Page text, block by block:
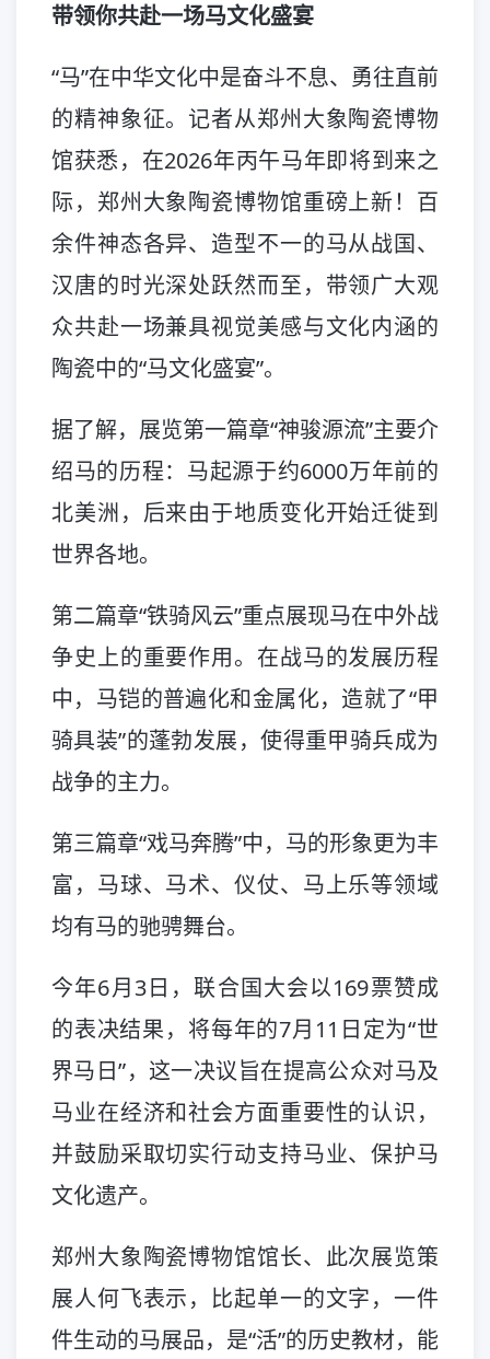
带领你共赴一场马文化盛宴
“马”在中华文化中是奋斗不息、勇往直前
的精神象征。记者从郑州大象陶瓷博物
馆获悉，在2026年丙午马年即将到来之
际，郑州大象陶瓷博物馆重磅上新！百
余件神态各异、造型不一的马从战国、
汉唐的时光深处跃然而至，带领广大观
众共赴一场兼具视觉美感与文化内涵的
陶瓷中的“马文化盛宴”。
据了解，展览第一篇章“神骏源流”主要介
绍马的历程：马起源于约6000万年前的
北美洲，后来由于地质变化开始迁徙到
世界各地。
第二篇章“铁骑风云”重点展现马在中外战
争史上的重要作用。在战马的发展历程
中，马铠的普遍化和金属化，造就了“甲
骑具装”的蓬勃发展，使得重甲骑兵成为
战争的主力。
第三篇章“戏马奔腾”中，马的形象更为丰
富，马球、马术、仪仗、马上乐等领域
均有马的驰骋舞台。
今年6月3日，联合国大会以169票赞成
的表决结果，将每年的7月11日定为“世
界马日”，这一决议旨在提高公众对马及
马业在经济和社会方面重要性的认识，
并鼓励采取切实行动支持马业、保护马
文化遗产。
郑州大象陶瓷博物馆馆长、此次展览策
展人何飞表示，比起单一的文字，一件
件生动的马展品，是“活”的历史教材，能